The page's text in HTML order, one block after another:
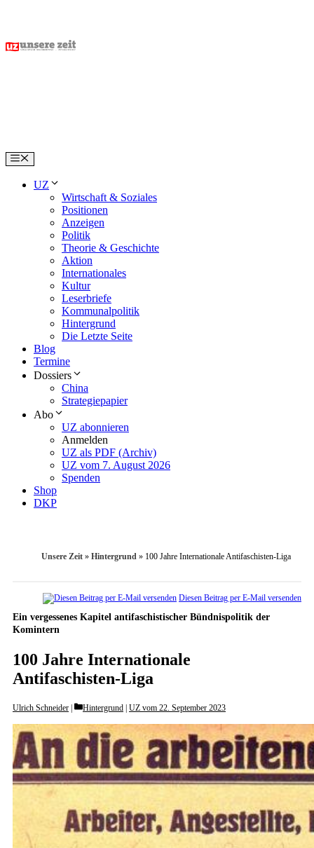
content
Menu
UZ
Wirtschaft & Soziales
Positionen
Anzeigen
Politik
Theorie & Geschichte
Aktion
Internationales
Kultur
Leserbriefe
Kommunalpolitik
Hintergrund
Die Letzte Seite
Blog
Termine
Dossiers
China
Strategiepapier
Abo
UZ abonnieren
Anmelden
UZ als PDF (Archiv)
UZ vom 7. August 2026
Spenden
Shop
DKP
Unsere Zeit » Hintergrund » 100 Jahre Internationale Antifaschisten-Liga
Diesen Beitrag per E-Mail versenden
Ein vergessenes Kapitel antifaschistischer Bündnispolitik der
Komintern
100 Jahre Internationale
Antifaschisten-Liga
Ulrich Schneider Categories
Hintergrund UZ vom 22. September 2023